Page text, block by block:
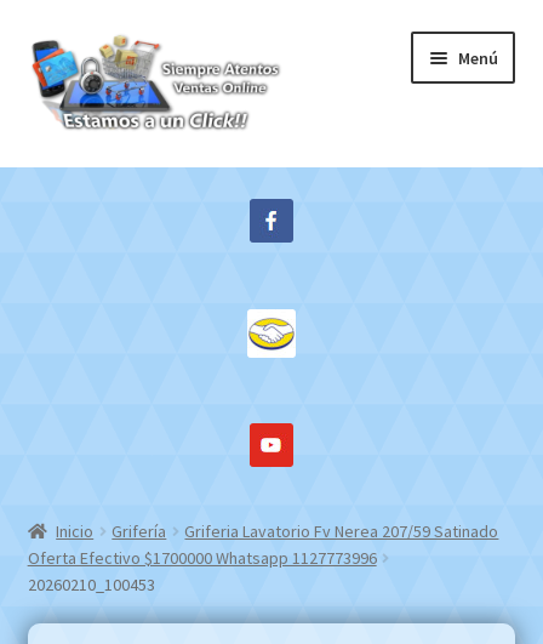
Ir
a
la
navegación
Ir
al
contenido
Menú
Inicio
Inicio Grifería
Griferia Lavatorio Fv Nerea 207/59 Satinado
Oferta Efectivo $1700000 Whatsapp 1127773996
20260210_100453